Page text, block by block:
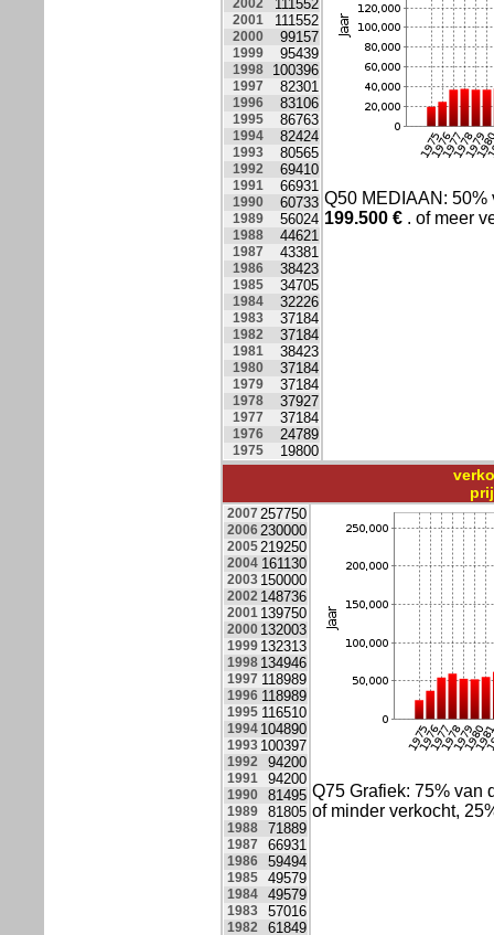
2002 111552
2001 111552
2000 99157
1999 95439
1998 100396
1997 82301
1996 83106
1995 86763
1994 82424
1993 80565
1992 69410
1991 66931
1990 60733
1989 56024
1988 44621
1987 43381
1986 38423
1985 34705
1984 32226
1983 37184
1982 37184
1981 38423
1980 37184
1979 37184
1978 37927
1977 37184
1976 24789
1975 19800
Q50 MEDIAAN:
199.500 € . of meer
2007 257750
2006230000
2005219250
2004 161130
2003 150000
2002 148736
2001 139750
2000 132003
1999 132313
1998 134946
1997 118989
1996 118989
1995 116510
1994 104890
1993 100397
1992 94200
1991 94200
1990 81495
1989 81805
1988 71889
1987 66931
1986 59494
1985 49579
1984 49579
1983 57016
1982 61849
Q75 Grafiek: 75% van
of minder verkocht,